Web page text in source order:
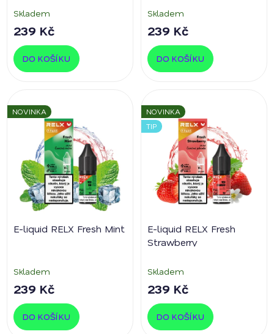
ůSkladem
239 Kč
DO KOŠÍKU
Skladem
239 Kč
DO KOŠÍKU
NOVINKA
E-liquid RELX Fresh Mint
Skladem
239 Kč
DO KOŠÍKU
NOVINKA
TIP
E-liquid RELX Fresh
Strawberry
Skladem
239 Kč
DO KOŠÍKU